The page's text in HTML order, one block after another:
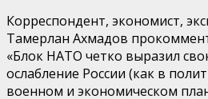
Корреспондент, экономист,
Тамерлан Ахмадов
«Блок НАТО четко выразил
ослабление России (как в
военном и экономическом